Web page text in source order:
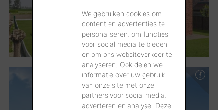
We gebruiken cookies om
content en advertenties te
personaliseren, om functies
voor social media te bieden
en om ons websiteverkeer te
analyseren. Ook delen we
informatie over uw gebruik
van onze site met onze
partners voor social media,
adverteren en analyse. Deze